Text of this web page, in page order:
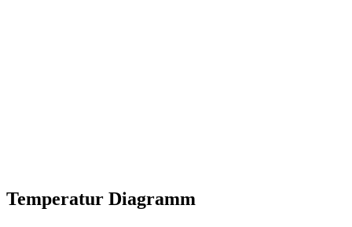
Temperatur Diagramm